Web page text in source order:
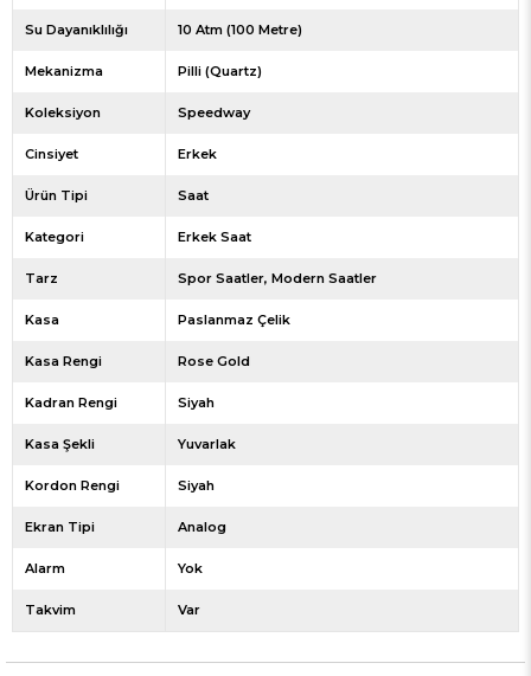
Su Dayanıklılığı 10 Atm (100 Metre)
Mekanizma Pilli (Quartz)
Koleksiyon Speedway
Cinsiyet Erkek
Ürün Tipi Saat
Kategori Erkek Saat
Tarz Spor Saatler Modern Saatler
Kasa Paslanmaz Çelik
Kasa Rengi Rose Gold
Kadran Rengi Siyah
Kasa Şekli Yuvarlak
Kordon Rengi Siyah
Ekran Tipi Analog
Alarm Yok
Takvim Var